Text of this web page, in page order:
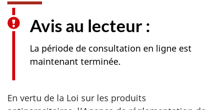
Avis au lecteur :
La période de consultation en ligne est
maintenant terminée.
En vertu de la Loi sur les produits